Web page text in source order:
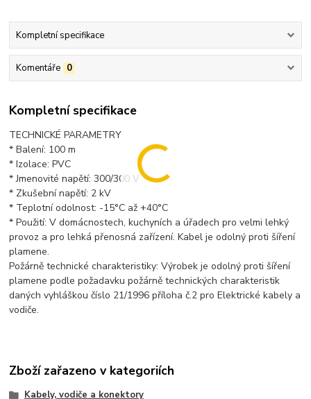
Kompletní specifikace
Komentáře 0
Kompletní specifikace
TECHNICKÉ PARAMETRY
* Balení: 100 m
* Izolace: PVC
* Jmenovité napětí: 300/300 V
* Zkušební napětí: 2 kV
* Teplotní odolnost: -15°C až +40°C
* Použití: V domácnostech, kuchyních a úřadech pro velmi lehký
provoz a pro lehká přenosná zařízení. Kabel je odolný proti šíření
plamene.
Požárně technické charakteristiky: Výrobek je odolný proti šíření
plamene podle požadavku požárně technických charakteristik
daných vyhláškou číslo 21/1996 příloha č.2 pro Elektrické kabely a
vodiče.
Zboží zařazeno v kategoriích
Kabely, vodiče a konektory